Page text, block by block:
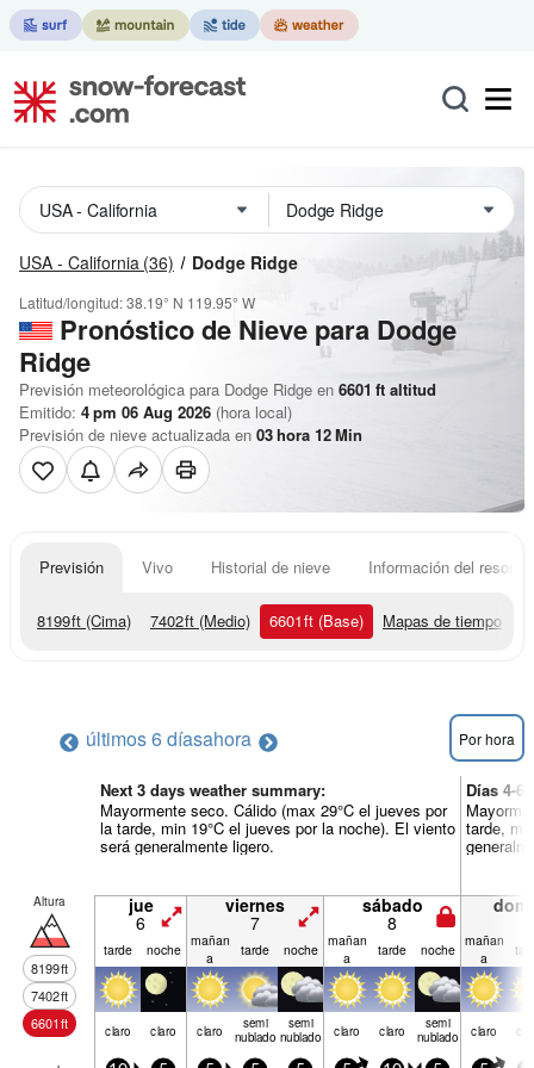
USA - California (36) Dodge Ridge
Latitud/longitud:38.19° N 119.95° W
Pronóstico de Nieve para Dodge
Ridge
Previsión meteorológica para Dodge Ridge en 6601 ft altitud
Emitido: 4 pm 06 Aug 2026 (hora local)
Previsión de nieve actualizada en 03hora 12Min
Previsión Vivo Historial de nieve Información del resort
8199ft (Cima) 7402ft (Medio) 6601ft (Base) Mapas de tiempo
últimos 6 díasahora Por hora
Next 3 days weather summary:
Mayormente seco. Cálido (max 29°C el jueves por
la tarde, min 19°C el jueves por la noche). El viento
será generalmente ligero.
Días 4-6
tarde,
Altura
8199ft
7402ft
6601ft
jue
6
viernes
7
sábado
8
tarde noche mañan
a
tarde noche mañan
a
tarde noche mañan
a
claro claro claro semi
nublado
semi
nublado claro claro semi
nublado claro